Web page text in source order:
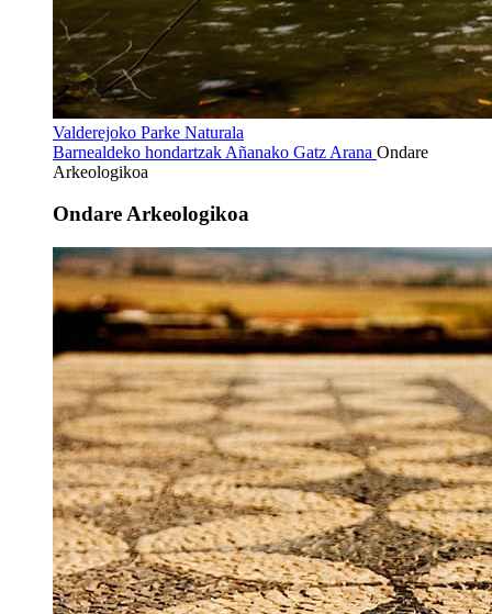
Valderejoko Parke Naturala
Barnealdeko hondartzak Añanako Gatz Arana Ondare
Arkeologikoa
Ondare Arkeologikoa